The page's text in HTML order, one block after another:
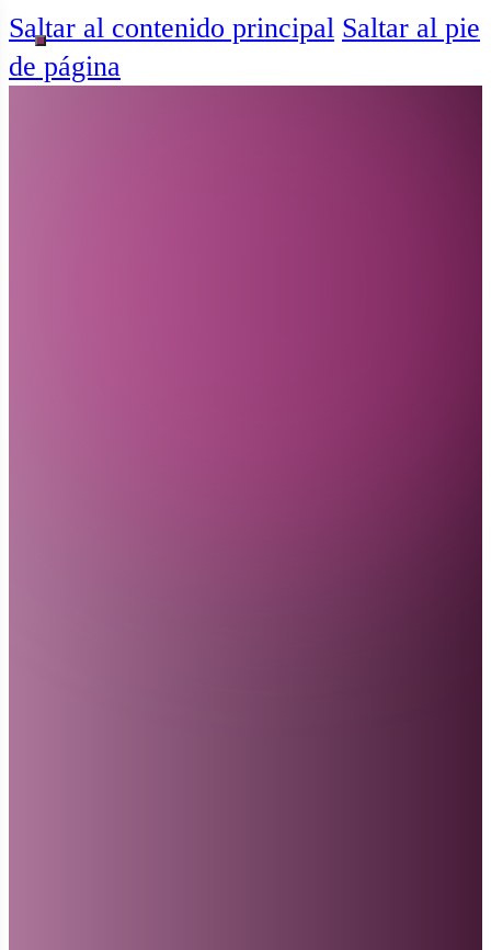
Saltar al contenido principal Saltar al pie
de página